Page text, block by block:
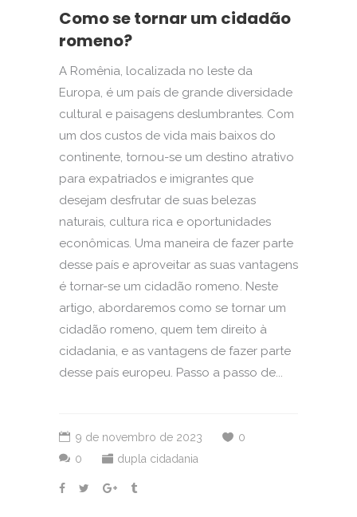
Como se tornar um cidadão
romeno?
A Romênia, localizada no leste da
Europa, é um país de grande diversidade
cultural e paisagens deslumbrantes. Com
um dos custos de vida mais baixos do
continente, tornou-se um destino atrativo
para expatriados e imigrantes que
desejam desfrutar de suas belezas
naturais, cultura rica e oportunidades
econômicas. Uma maneira de fazer parte
desse país e aproveitar as suas vantagens
é tornar-se um cidadão romeno. Neste
artigo, abordaremos como se tornar um
cidadão romeno, quem tem direito à
cidadania, e as vantagens de fazer parte
desse país europeu. Passo a passo de...
9 de novembro de 2023
0
0
dupla cidadania